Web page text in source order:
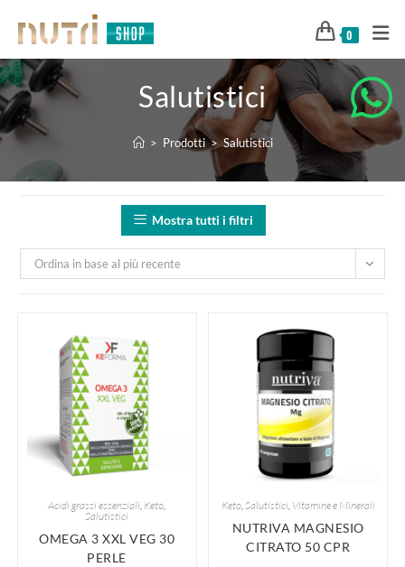
0
Salutistici
> Prodotti > Salutistici
Mostra tutti i filtri
Ordina in base al più recente
Acidi grassi essenziali, Keto,
Salutistici
OMEGA 3 XXL VEG 30
PERLE
Keto,Salutistici, Vitamine e Minerali
NUTRIVA MAGNESIO
CITRATO 50 CPR